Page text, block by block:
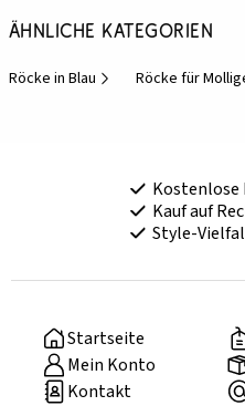
Ähnliche Kategorien
Röcke in Blau Röcke für
Kostenlose
Kauf auf
Style-
Startseite
Mein Konto
Kontakt